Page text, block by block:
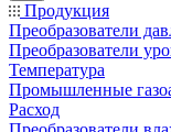
Продукция
Преобразователи
Преобразователи
Температура
Промышленные
Расход